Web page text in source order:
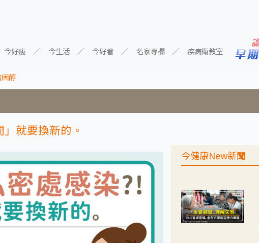
今好瘦 今生活 今好看 名家專欄 疾病衛教室
醇
就要換新的。
今健康New新聞